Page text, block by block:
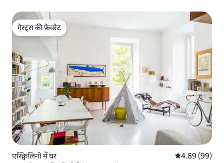
गेस्ट्स की फ़ेवरेट
गेस्ट्स की फ़ेवरेट
एस्क्विलिनो में घर औसत रेटिंग 5 में
4.89 (99)